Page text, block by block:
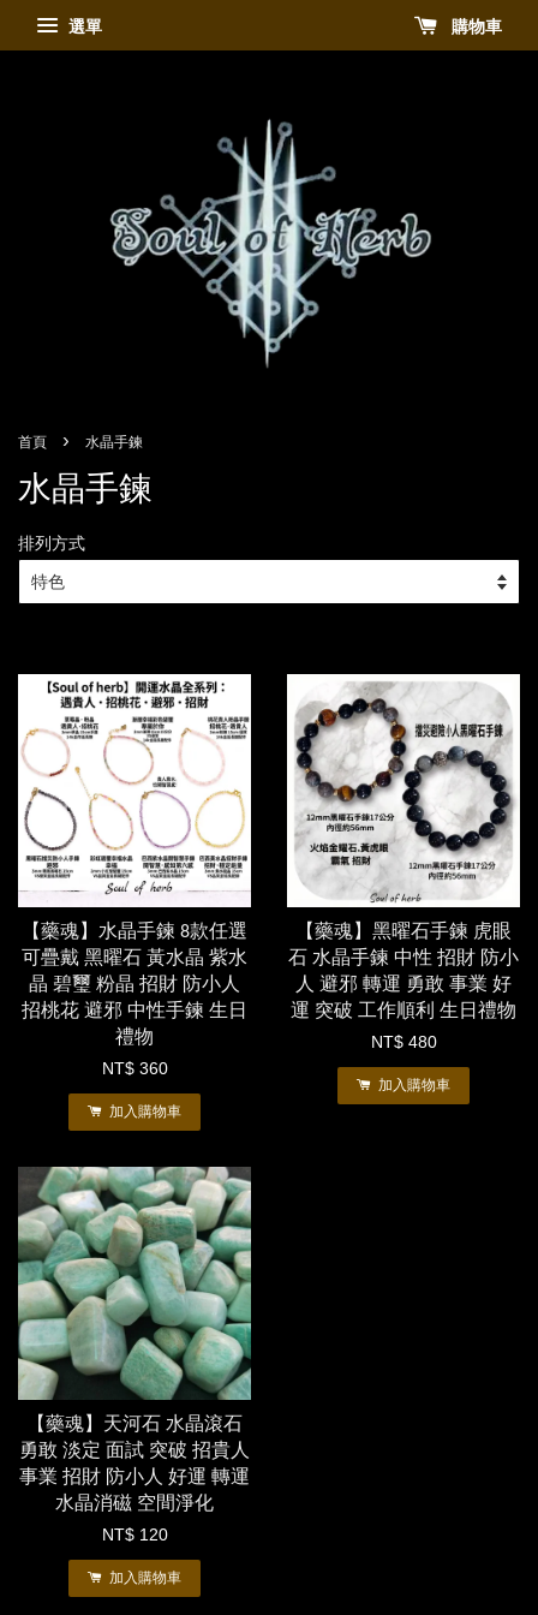
選單 購物車
首頁 › 水晶手鍊
水晶手鍊
排列方式
【藥魂】水晶手鍊 8款任選
可疊戴 黑曜石 黃水晶 紫水
晶 碧璽 粉晶 招財 防小人
招桃花 避邪 中性手鍊 生日
禮物
NT$ 360
加入購物車
【藥魂】黑曜石手鍊 虎眼
石 水晶手鍊 中性 招財 防小
人 避邪 轉運 勇敢 事業 好
運 突破 工作順利 生日禮物
NT$ 480
加入購物車
【藥魂】天河石 水晶滾石
勇敢 淡定 面試 突破 招貴人
事業 招財 防小人 好運 轉運
水晶消磁 空間淨化
NT$ 120
加入購物車